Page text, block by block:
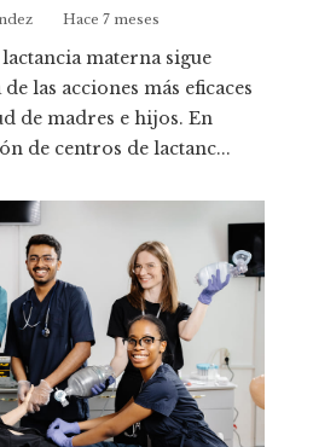
Hace 7 meses
materna sigue
las acciones más eficaces
de madres e hijos. En
de centros de lactanc...